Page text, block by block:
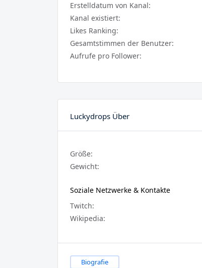
Erstelldatum von Kanal:
Kanal existiert:
Likes Ranking:
Gesamtstimmen der Benutzer:
Aufrufe pro Follower:
Luckydrops Über
Größe:
Gewicht:
Soziale Netzwerke & Kontakte
Twitch:
Wikipedia:
Biografie